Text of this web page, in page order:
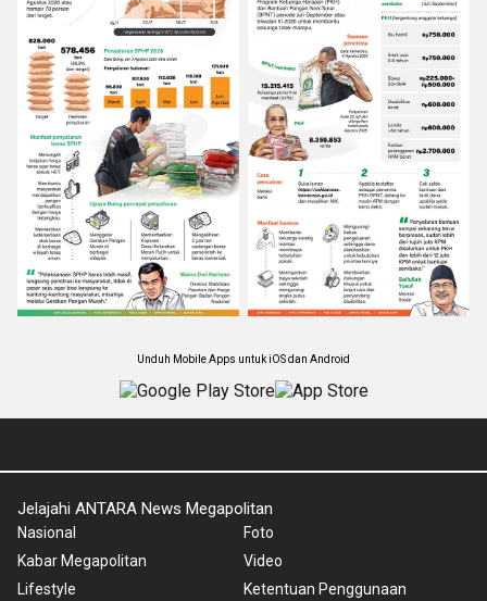
Unduh Mobile Apps untuk iOS dan Android
Jelajahi ANTARA News Megapolitan
Nasional
Kabar Megapolitan
Lifestyle
Foto
Video
Ketentuan Penggunaan